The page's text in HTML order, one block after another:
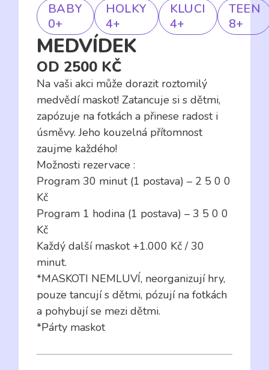
BABY
0+
HOLKY
4+
KLUCI
4+
TEEN
8+
MEDVÍDEK
OD 2500 KČ
Na vaši akci může dorazit roztomilý
medvědí maskot! Zatancuje si s dětmi,
zapózuje na fotkách a přinese radost i
úsměvy. Jeho kouzelná přítomnost
zaujme každého!
Možnosti rezervace :
Program 30 minut (1 postava) – 2 5 0 0
Kč
Program 1 hodina (1 postava) – 3 5 0 0
Kč
Každý další maskot +1.000 Kč / 30
minut.
*MASKOTI NEMLUVÍ, neorganizují hry,
pouze tancují s dětmi, pózují na fotkách
a pohybují se mezi dětmi.
*Párty maskot